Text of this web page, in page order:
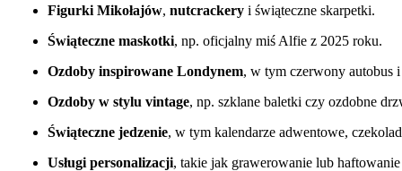
Figurki Mikołajów, nutcrackery i świąteczne skarpetki.
Świąteczne maskotki, np. oficjalny miś Alfie z 2025 roku.
Ozdoby inspirowane Londynem, w tym czerwony autobus
Ozdoby w stylu vintage, np. szklane baletki czy ozdobne
Świąteczne jedzenie, w tym kalendarze adwentowe,
Usługi personalizacji, takie jak grawerowanie lub